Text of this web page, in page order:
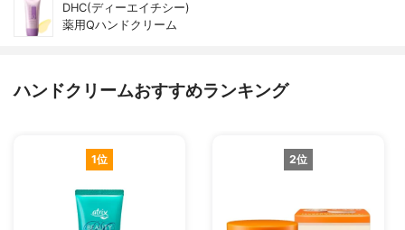
DHC(ディーエイチシー)
薬用Qハンドクリーム
ハンドクリームおすすめランキング
1位 2位